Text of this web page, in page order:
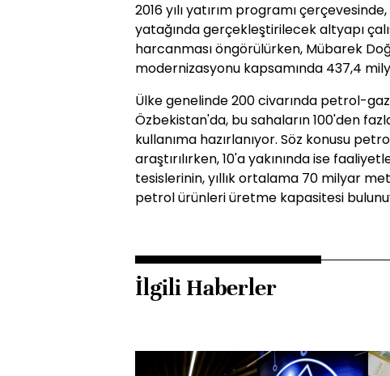
2016 yılı yatırım programı
yatağında gerçekleştirilecek altyapı
harcanması öngörülürken, Mübarek
modernizasyonu kapsamında 437,4
Ülke genelinde 200 civarında petrol-
Özbekistan'da, bu sahaların 100'den
kullanıma hazırlanıyor. Söz konusu
araştırılırken, 10'a yakınında ise
tesislerinin, yıllık ortalama 70 milyar
petrol ürünleri üretme kapasitesi
İlgili Haberler